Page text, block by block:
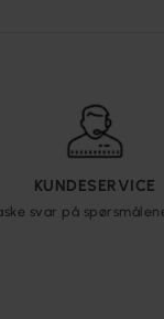
KUNDESERVICE
svar på